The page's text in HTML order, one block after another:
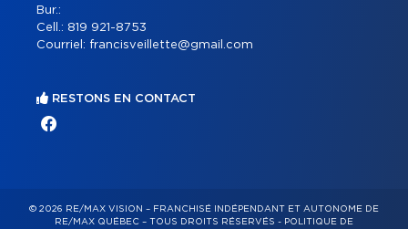
Bur.:
Cell.: 819 921-8753
Courriel: francisveillette@gmail.com
RESTONS EN CONTACT
© 2026 RE/MAX VISION – FRANCHISÉ INDÉPENDANT ET AUTONOME DE
RE/MAX QUÉBEC – TOUS DROITS RÉSERVÉS - POLITIQUE DE